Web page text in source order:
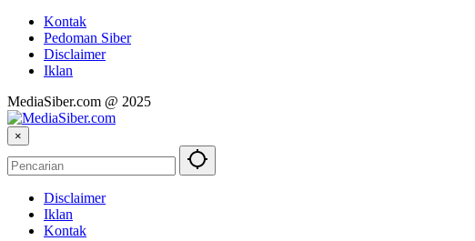
Kontak
Pedoman Siber
Disclaimer
Iklan
MediaSiber.com @ 2025
×
Disclaimer
Iklan
Kontak